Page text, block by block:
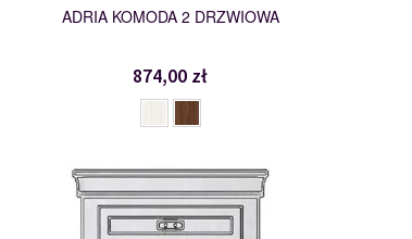
ADRIA KOMODA 2 DRZWIOWA
874,00 zł
KSZ4
112319